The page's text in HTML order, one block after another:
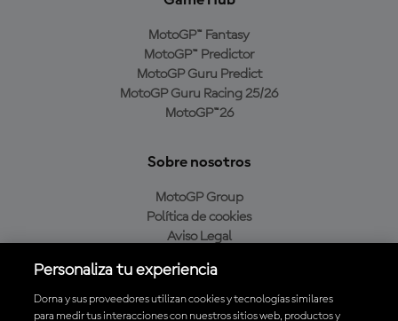
MotoGP™ Fantasy
MotoGP™ Predictor
MotoGP Guru Predict
MotoGP Guru Racing 25/26
MotoGP™26
Sobre nosotros
MotoGP Group
Política de cookies
Aviso Legal
Política de compra
Personaliza tu experiencia
Dorna y sus proveedores utilizan cookies y tecnologías similares
para medir tus interacciones con nuestros sitios web, productos y